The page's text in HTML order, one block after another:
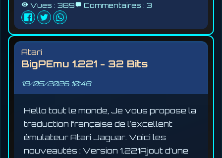
Vues : 389 Commentaires : 3
Atari
BigPEmu 1.221 - 32 Bits
18/05/2026 10:48
Hello tout le monde, Je vous propose la
traduction française de l'excellent
émulateur Atari Jaguar. Voici les
nouveautés : Version 1.221Ajout d’une